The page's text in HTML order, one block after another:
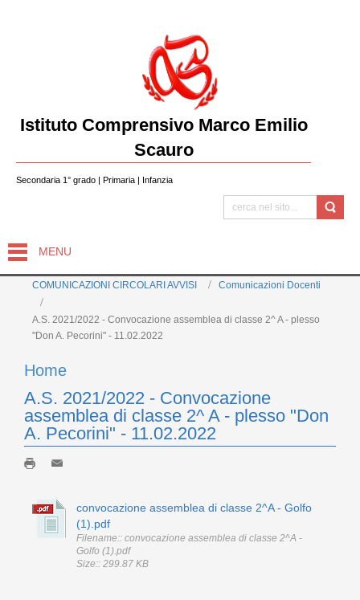
Istituto Comprensivo Marco Emilio
Scauro
Secondaria 1° grado | Primaria | Infanzia
MENU
COMUNICAZIONI CIRCOLARI AVVISI Comunicazioni Docenti
A.S. 2021/2022 - Convocazione assemblea di classe 2^ A - plesso
"Don A. Pecorini" - 11.02.2022
Home
A.S. 2021/2022 - Convocazione
assemblea di classe 2^ A - plesso "Don
A. Pecorini" - 11.02.2022
convocazione assemblea di classe 2^A - Golfo
(1).pdf
Filename:: convocazione assemblea di classe 2^A -
Golfo (1).pdf
Size:: 299.87 KB